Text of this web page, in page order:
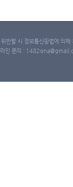
반할 시 정보통신망법에 의
라인 문의 :